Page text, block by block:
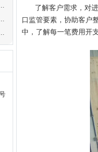
了解客户需求，对
口监管要素，协助客户
中，了解每一笔费用开支